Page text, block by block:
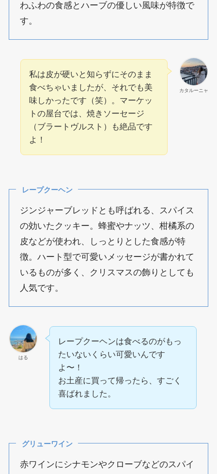
わふわの食感とハーブの優しい風味が特徴で
す。
カタルーニャ
私は皮が硬いと知らずにそのまま
食べちゃいましたが、それでも美
味しかったです（笑）。マーケッ
トの屋台では、焼きソーセージ
（ブラートヴルスト）も絶品です
よ！
レープクーヘン
ジンジャーブレッドとも呼ばれる、スパイス
の効いたクッキー。蜂蜜やナッツ、柑橘系の
皮などが使われ、しっとりとした食感が特
徴。ハート型で可愛いメッセージが書かれて
いるものが多く、クリスマスの飾りとしても
人気です。
はる
レープクーヘンは食べるのがもっ
たいないくらい可愛いんです
よ〜！
お土産に買って帰ったら、すごく
喜ばれました。
グリューワイン
赤ワインにシナモンやクローブなどのスパイ